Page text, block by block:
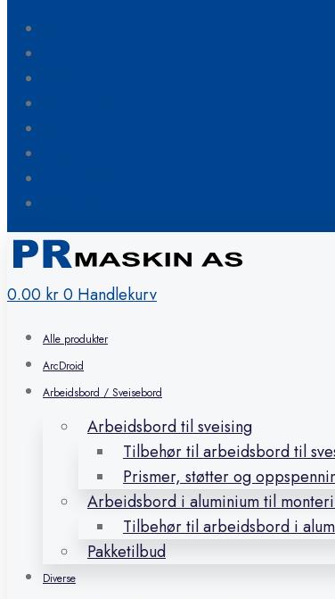
0.00 kr0 Handlekurv
Alle produkter
ArcDroid
Arbeidsbord / Sveisebord
Arbeidsbord til sveising
Tilbehør til arbeidsbord til
Prismer, støtter og
Arbeidsbord i aluminium til
Tilbehør til arbeidsbord i
Pakketilbud
Diverse